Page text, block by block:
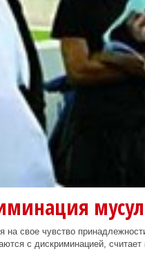
на свое чувство
с дискриминацией,